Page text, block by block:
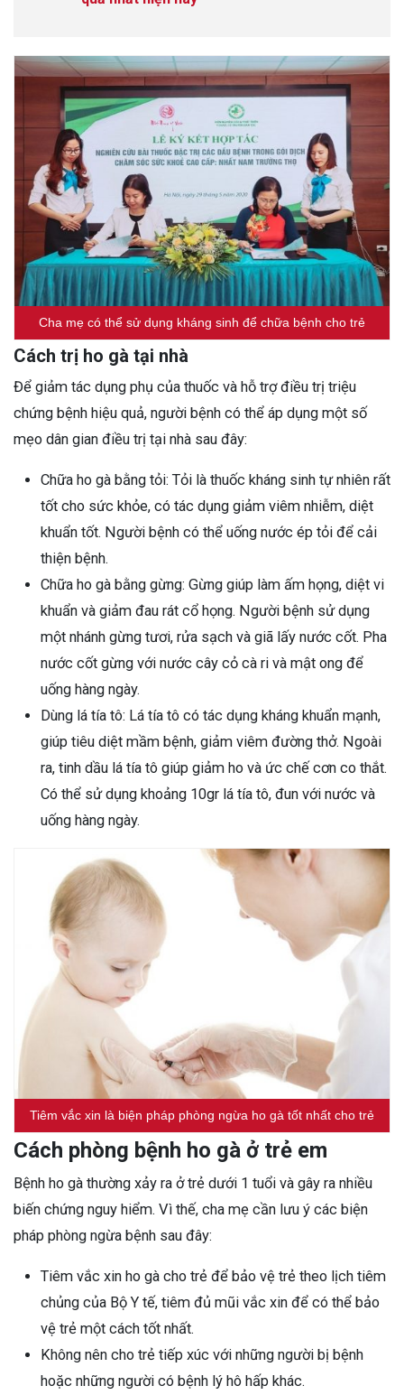
Cha mẹ có thể sử dụng kháng sinh để chữa bệnh cho trẻ
Cách trị ho gà tại nhà
Để giảm tác dụng phụ của thuốc và hỗ trợ điều trị triệu
chứng bệnh hiệu quả, người bệnh có thể áp dụng một số
mẹo dân gian điều trị tại nhà sau đây:
Chữa ho gà bằng tỏi: Tỏi là thuốc kháng sinh tự nhiên rất
tốt cho sức khỏe, có tác dụng giảm viêm nhiễm, diệt
khuẩn tốt. Người bệnh có thể uống nước ép tỏi để cải
thiện bệnh.
Chữa ho gà bằng gừng: Gừng giúp làm ấm họng, diệt vi
khuẩn và giảm đau rát cổ họng. Người bệnh sử dụng
một nhánh gừng tươi, rửa sạch và giã lấy nước cốt. Pha
nước cốt gừng với nước cây cỏ cà ri và mật ong để
uống hàng ngày.
Dùng lá tía tô: Lá tía tô có tác dụng kháng khuẩn mạnh,
giúp tiêu diệt mầm bệnh, giảm viêm đường thở. Ngoài
ra, tinh dầu lá tía tô giúp giảm ho và ức chế cơn co thắt.
Có thể sử dụng khoảng 10gr lá tía tô, đun với nước và
uống hàng ngày.
Tiêm vắc xin là biện pháp phòng ngừa ho gà tốt nhất cho trẻ
Cách phòng bệnh ho gà ở trẻ em
Bệnh ho gà thường xảy ra ở trẻ dưới 1 tuổi và gây ra nhiều
biến chứng nguy hiểm. Vì thế, cha mẹ cần lưu ý các biện
pháp phòng ngừa bệnh sau đây:
Tiêm vắc xin ho gà cho trẻ để bảo vệ trẻ theo lịch tiêm
chủng của Bộ Y tế, tiêm đủ mũi vắc xin để có thể bảo
vệ trẻ một cách tốt nhất.
Không nên cho trẻ tiếp xúc với những người bị bệnh
hoặc những người có bệnh lý hô hấp khác.